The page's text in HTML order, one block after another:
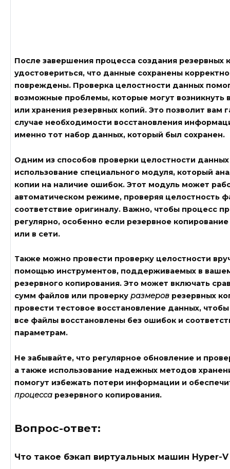
После завершения процесса создания резервных
удостовериться, что данные сохранены
повреждены. Проверка целостности данных
возможные проблемы, которые могут возникнуть
или хранения резервных копий. Это позволит вам
случае необходимости восстановления
именно тот набор данных, который был сохранен.
Одним из способов проверки целостности данных
использование специального модуля, который
копии на наличие ошибок. Этот модуль может
автоматическом режиме, проверяя целостность
соответствие оригиналу. Важно, чтобы процесс
регулярно, особенно если резервное
или в сети.
Также можно провести проверку целостности
помощью инструментов, поддерживаемых в
резервного копирования. Это может включать
сумм файлов или проверкуразмеров резервных
провести тестовое восстановление данных,
все файлы восстановлены без ошибок и
параметрам.
Не забывайте, что регулярное обновление и
а также использование надежных методов
помогут избежать потери информации и
процесса резервного копирования.
Вопрос-ответ:
Что такое бэкап виртуальных машин Hyper-